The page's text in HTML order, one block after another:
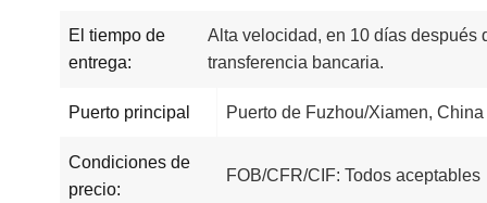
El tiempo de
entrega:
Alta velocidad, en 10 días después
transferencia bancaria.
Puerto principal Puerto de Fuzhou/Xiamen, China
Condiciones de
precio:
FOB/CFR/CIF: Todos aceptables